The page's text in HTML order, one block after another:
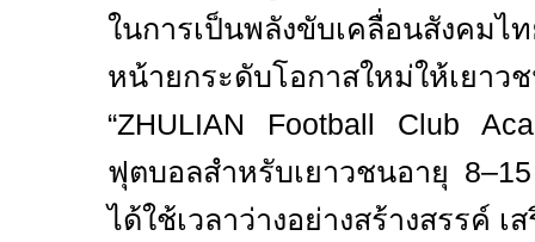
ในการเป็นพลังขับเคลื่อนสังคมไ
หน้ายกระดับโอกาสใหม่ให้เยา
“ZHULIAN Football Club
ฟุตบอลสำหรับเยาวชนอายุ
ได้ใช้เวลาว่างอย่างสร้างสรรค์